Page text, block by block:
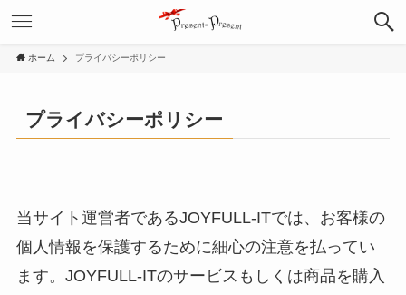
ホーム プライバシーポリシー
プライバシーポリシー
当サイト運営者であるJOYFULL-ITでは、お客様の
個人情報を保護するために細心の注意を払ってい
ます。JOYFULL-ITのサービスもしくは商品を購入